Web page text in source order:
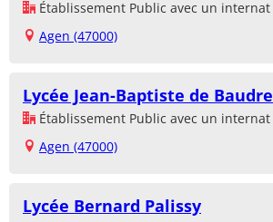
Établissement Public avec un internat
Agen (47000)
Lycée Jean-Baptiste de Baudre
Établissement Public avec un internat
Agen (47000)
Lycée Bernard Palissy